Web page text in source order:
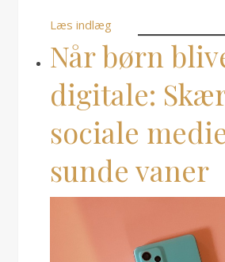
Læs indlæg
Når børn
digitale:
sociale
sunde vaner